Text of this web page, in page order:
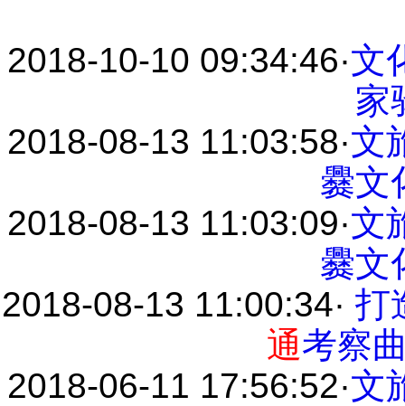
2018-10-10 09:34:46·文
家
2018-08-13 11:03:58·文
爨文
2018-08-13 11:03:09·文
爨文
2018-08-13 11:00:34· 打
通考察
2018-06-11 17:56:52·文